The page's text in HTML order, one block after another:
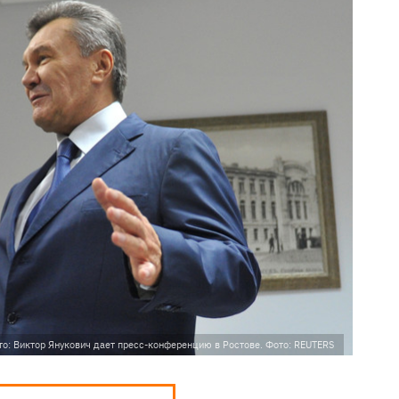
Виктор Янукович дает пресс-конференцию в Ростове. Фото: REUTERS